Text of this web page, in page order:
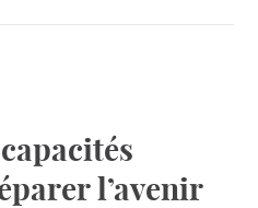
l’avenir